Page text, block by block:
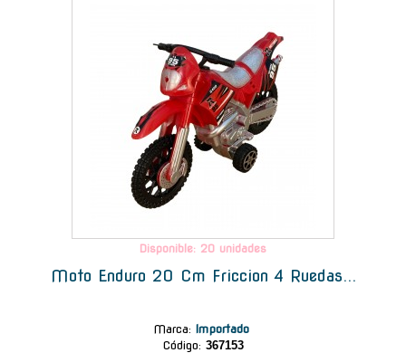
Disponible: 20 unidades
Moto Enduro 20 Cm Friccion 4 Ruedas...
Marca: Importado
Código: 367153